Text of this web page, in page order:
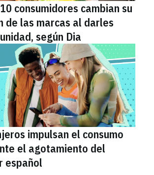
consumidores cambian su
de las marcas al darles
según Dia
impulsan el consumo
el agotamiento del
español